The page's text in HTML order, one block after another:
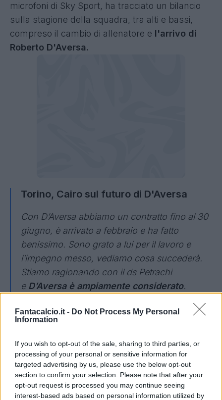
Fantacalcio.it - Do Not Process My Personal
Information
If you wish to opt-out of the sale, sharing to third parties, or
processing of your personal or sensitive information for
targeted advertising by us, please use the below opt-out
section to confirm your selection. Please note that after your
opt-out request is processed you may continue seeing
interest-based ads based on personal information utilized by
microfoni di Sky Sport, ha tracciato un bilancio
sulla stagione della squadra, tra alti e bassi,
compreso il cambio di allenatore e l'arrivo di
Roberto D'Aversa.
Torino, Cairo sul futuro di D'Aversa
Con D’Aversa abbiamo un contratto fino al 30
giugno, è arrivato a febbraio e ha fatto
benissimo. Sono grato a lui per il lavoro e
l’impegno messo, vediamo cosa succederà.
Stiamo ragionando con il ds Petrachi
eD’Aversa è ampiamente considerato.
perché siamo in una fase di riflessione. Stimo
bravo allenatore e ottima persona”.
SULLA CESSIONE -:“La mia passione non è
stata toccata, io dedico al Torino l’impegno
che dedicavo all’inizio. Però il mondo è